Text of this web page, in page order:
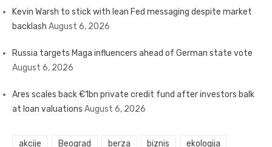
Kevin Warsh to stick with lean Fed messaging despite market
backlash August 6, 2026
Russia targets Maga influencers ahead of German state vote
August 6, 2026
Ares scales back €1bn private credit fund after investors balk
at loan valuations August 6, 2026
akcije Beograd berza biznis ekologija